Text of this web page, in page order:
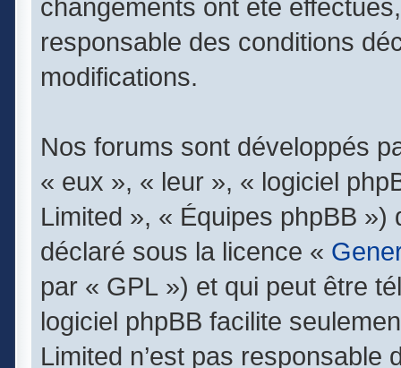
changements ont été
responsable des conditions
modifications.
Nos forums sont développés
« eux », « leur », « logiciel
Limited », « Équipes phpBB
déclaré sous la licence «
par « GPL ») et qui peut être
logiciel phpBB facilite
Limited n’est pas